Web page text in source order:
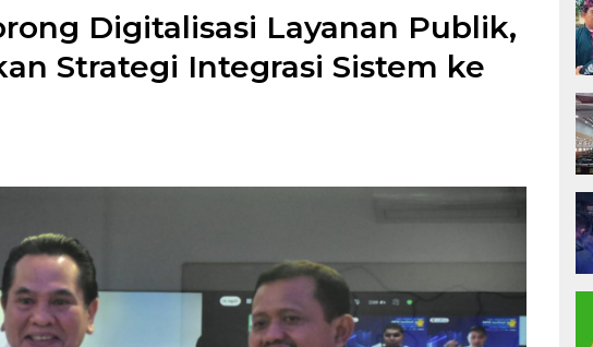
Digitalisasi Layanan Publik,
Strategi Integrasi Sistem ke